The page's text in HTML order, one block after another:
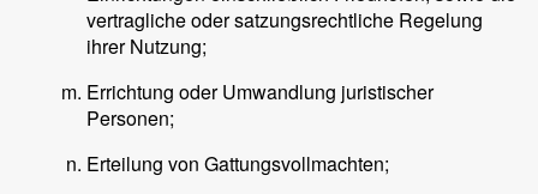
vertragliche oder satzungsrechtliche Regelung
ihrer Nutzung;
Errichtung oder Umwandlung juristischer
Personen;
Erteilung von Gattungsvollmachten;